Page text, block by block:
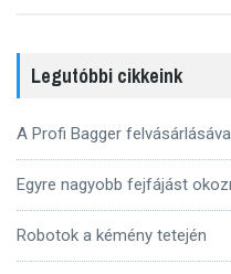
Legutóbbi cikkeink
A Profi Bagger
Egyre nagyobb fejfájást
Robotok a kémény tetején